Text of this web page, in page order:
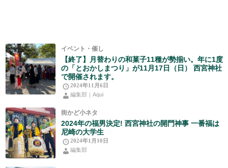
イベント・催し
【終了】月替わりの和菓子11種が勢揃い。年に1度
の「とおかしまつり」が11月17日（日） 西宮神社
で開催されます。
2024年11月6日
編集部｜Aqui
街かど小ネタ
2024年の福男決定! 西宮神社の開門神事 一番福は
尼崎の大学生
2024年1月10日
編集部